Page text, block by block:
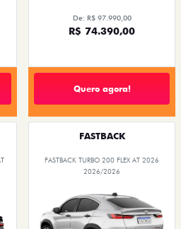
De: R$ 97.990,00
R$ 74.390,00
Quero agora!
FASTBACK
FASTBACK TURBO 200 FLEX AT 2026
2026/2026